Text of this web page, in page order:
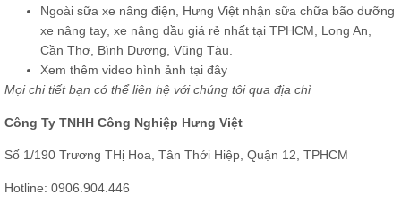
Ngoài sữa xe nâng điện, Hưng Việt nhận sữa chữa bão dưỡng
xe nâng tay, xe nâng dầu giá rẻ nhất tại TPHCM, Long An,
Cần Thơ, Bình Dương, Vũng Tàu.
Xem thêm video hình ảnh tại đây
Mọi chi tiết bạn có thể liên hệ với chúng tôi qua địa chỉ
Công Ty TNHH Công Nghiệp Hưng Việt
Số 1/190 Trương THị Hoa, Tân Thới Hiệp, Quận 12, TPHCM
Hotline: 0906.904.446